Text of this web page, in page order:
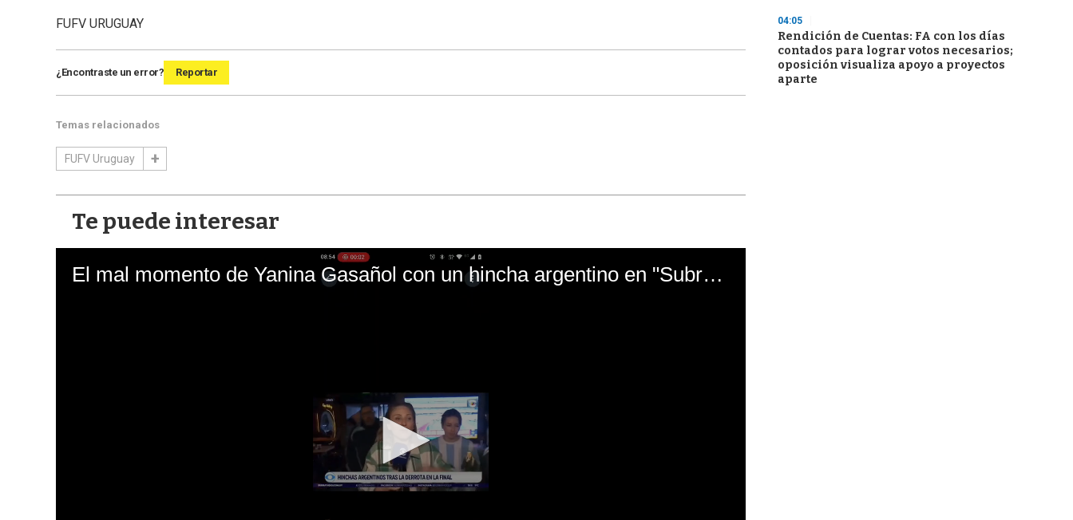
FUFV URUGUAY
¿Encontraste un error? Reportar
Temas relacionados
FUFV Uruguay
Te puede interesar
El mal momento de Yanina Gasañol con un hincha argentino en "Subrayado"
04:05
Rendición de Cuentas: FA con los días
contados para lograr votos necesarios;
oposición visualiza apoyo a proyectos
aparte